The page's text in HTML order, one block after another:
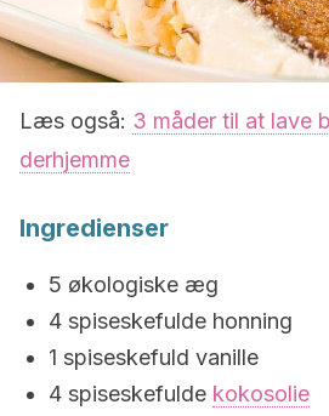
Læs også: 3 måder til at lave
derhjemme
Ingredienser
5 økologiske æg
4 spiseskefulde honning
1 spiseskefuld vanille
4 spiseskefulde kokosolie